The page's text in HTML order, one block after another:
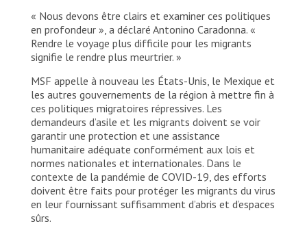
« Nous devons être clairs et examiner ces politiques
en profondeur », a déclaré Antonino Caradonna. «
Rendre le voyage plus difficile pour les migrants
signifie le rendre plus meurtrier. »
MSF appelle à nouveau les États-Unis, le Mexique et
les autres gouvernements de la région à mettre fin à
ces politiques migratoires répressives. Les
demandeurs d’asile et les migrants doivent se voir
garantir une protection et une assistance
humanitaire adéquate conformément aux lois et
normes nationales et internationales. Dans le
contexte de la pandémie de COVID-19, des efforts
doivent être faits pour protéger les migrants du virus
en leur fournissant suffisamment d’abris et d’espaces
sûrs.